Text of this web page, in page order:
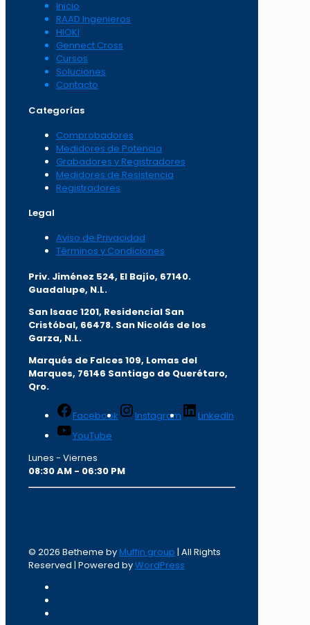
Inicio
RAAD Ingenieros
HIOKI
Gennect Cross
Cursos
Soluciones
Contacto
Categorías
Comprobadores
Medidores de Potencia
Grabadores y Registradores
Medidores de Resistencia
Registradores
Legal
Aviso de Privacidad
Términos y Condiciones
Priv. Jiménez 524, El Bajío, 67140.
Guadalupe, N.L.
San Isaac 1201, Residencial San
Cristóbal, 66478. San Nicolás de los
Garza, N.L.
Marqués de Falces 109, Lomas del
Marques, 76146 Santiago de Querétaro,
Qro.
Facebook Instagram
LinkedIn
YouTube
Lunes - Viernes
08:30 AM - 06:30 PM
© 2026 Betheme by Muffin group | All Rights
Reserved | Powered byWordPress